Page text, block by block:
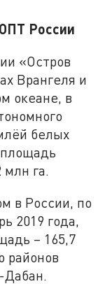
России
«Остров
Врангеля и
океане, в
белых
млн га.
в России, по
2019 года,
– 165,7
районов
Дабан.